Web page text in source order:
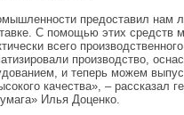
предоставил нам
С помощью этих средств
всего
производство,
и теперь можем
качества», – рассказал
Илья Доценко.